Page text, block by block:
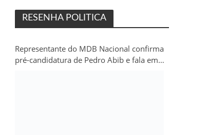
RESENHA POLITICA
Representante do MDB Nacional confirma
pré-candidatura de Pedro Abib e fala em